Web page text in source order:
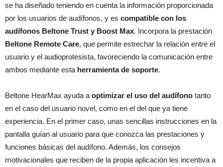
se ha diseñado teniendo en cuenta la información proporcionada
por los usuarios de audífonos, y es compatible con los
audífonos Beltone Trust y Boost Max. Incorpora la prestación
Beltone Remote Care, que permite estrechar la relación entre el
usuario y el audioprotesista, favoreciendo la comunicación entre
ambos mediante esta herramienta de soporte.
Beltone HearMax ayuda a optimizar el uso del audífono tanto
en el caso del usuario novel, como en el del que ya tiene
experiencia. En el primer caso, unas sencillas instrucciones en la
pantalla guían al usuario para que conozca las prestaciones y
funciones básicas del audífono. Además, los consejos
motivacionales que reciben de la propia aplicación les incentiva a